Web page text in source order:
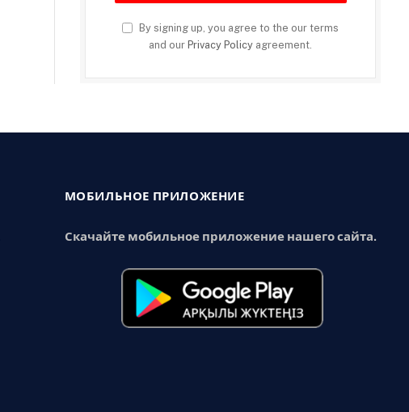
By signing up, you agree to the our terms
and our Privacy Policy agreement.
МОБИЛЬНОЕ ПРИЛОЖЕНИЕ
Скачайте мобильное приложение нашего сайта.